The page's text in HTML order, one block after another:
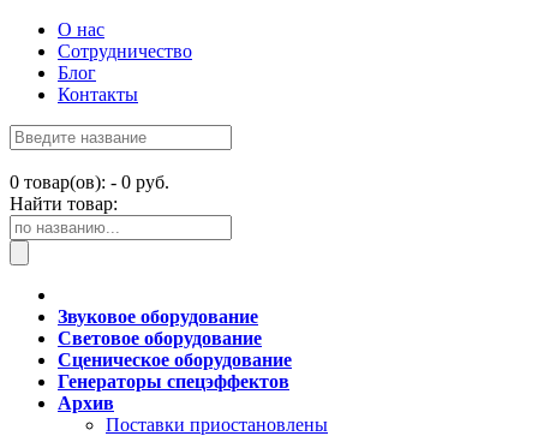
О нас
Сотрудничество
Блог
Контакты
0 товар(ов): - 0 руб.
Найти товар:
Звуковое оборудование
Световое оборудование
Сценическое оборудование
Генераторы спецэффектов
Архив
Поставки приостановлены